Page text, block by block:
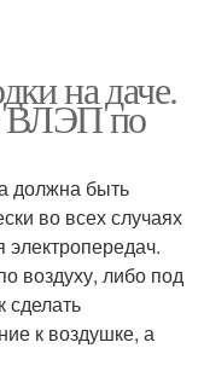
на даче.
ВЛЭП по
должна быть
во всех случаях
воздуху, либо под
сделать
к воздушке, а